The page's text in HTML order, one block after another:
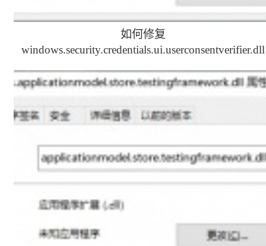
如何修复
windows.security.credentials.ui.userconsentverifier.dll